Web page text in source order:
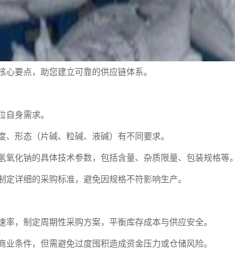
要点，助您建立可靠的供应链体系。
自身需求。
、形态（片碱、粒碱、液碱）有不同要求。
氧化钠的具体技术参数，包括含量、杂质限量、包装规格等。
定详细的采购标准，避免因规格不符影响生产。
，制定周期性采购方案，平衡库存成本与供应安全。
业条件，但需避免过度囤积造成资金压力或仓储风险。